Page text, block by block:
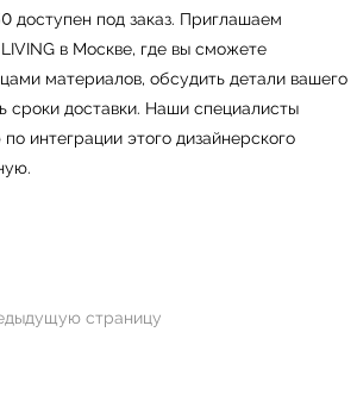
доступен под заказ. Приглашаем
в Москве, где вы сможете
материалов, обсудить детали вашего
сроки доставки. Наши специалисты
интеграции этого дизайнерского